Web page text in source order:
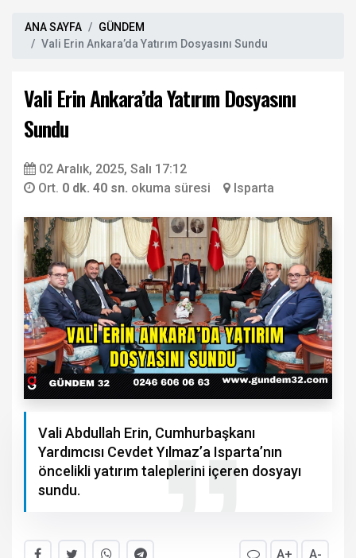
ANA SAYFA
GÜNDEM
Vali Erin Ankara’da Yatırım Dosyasını Sundu
Vali Erin Ankara’da Yatırım Dosyasını
Sundu
02 Aralık, 2025, Salı 17:12
Ort. 0 dk. 40 sn. okuma süresi Isparta
Vali Abdullah Erin, Cumhurbaşkanı
Yardımcısı Cevdet Yılmaz’a Isparta’nın
öncelikli yatırım taleplerini içeren dosyayı
sundu.
A+ A-